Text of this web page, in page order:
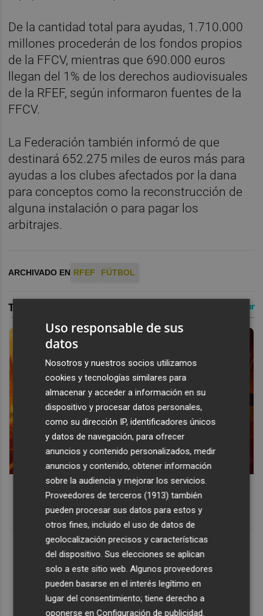
De la cantidad total para ayudas, 1.710.000
millones procederán de los fondos propios
de la FFCV, mientras que 690.000 euros
llegan del 1% de los derechos audiovisuales
de la RFEF, según informaron fuentes de la
FFCV.
La Federación también informó de que
destinará 652.275 miles de euros más para
ayudas a los clubes afectados por la dana
para conceptos como la reconstrucción de
alguna instalación o para pagar los
arbitrajes.
ARCHIVADO EN RFEF FÚTBOL
Corepunk MMORPG
Un verdadero MMORPG de la vieja escuela ¡Cómo los de
antes, pero mejor!
DISCOVER WITH
Uso responsable de sus
datos
Nosotros y nuestros socios utilizamos
cookies y tecnologías similares para
almacenar y acceder a información en su
dispositivo y procesar datos personales,
como su dirección IP, identificadores únicos
y datos de navegación, para ofrecer
anuncios y contenido personalizados, medir
anuncios y contenido, obtener información
sobre la audiencia y mejorar los servicios.
Proveedores de terceros (1913) también
pueden procesar sus datos para estos y
otros fines, incluido el uso de datos de
geolocalización precisos y características
del dispositivo. Sus elecciones se aplican
solo a este sitio web. Algunos proveedores
pueden basarse en el interés legítimo en
lugar del consentimiento; tiene derecho a
oponerse enConfiguración de publicidad.